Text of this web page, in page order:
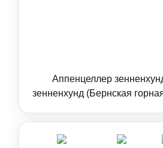
Аппенцеллер
зенненхунд (Бернская